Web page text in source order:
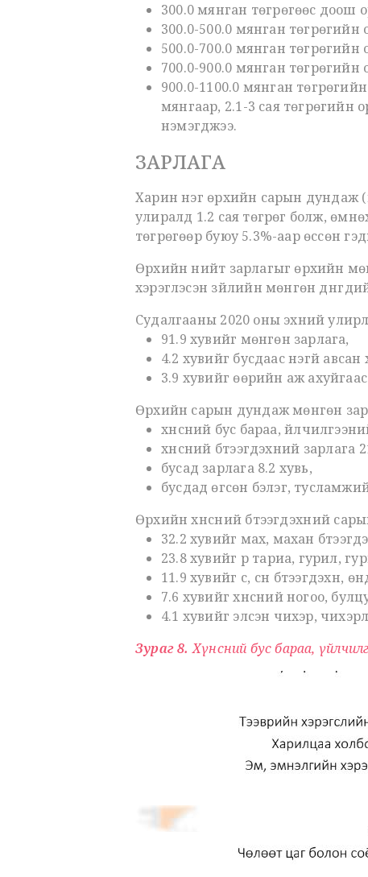
300.0 мянган төгрөгөөс доош
300.0-500.0 мянган төгрөгийн
500.0-700.0 мянган төгрөгийн
700.0-900.0 мянган төгрөгийн
900.0-1100.0 мянган
мянгаар, 2.1-3 сая төгрөгийн
нэмэгджээ.
ЗАРЛАГА
Харин нэг өрхийн сарын дундаж
улиралд 1.2 сая төгрөг болж,
төгрөгөөр буюу 5.3%-аар өссөн
Өрхийн нийт зарлагыг өрхийн
хэрэглэсэн зүйлийн мөнгөн
Судалгааны 2020 оны эхний
91.9 хувийг мөнгөн зарлага,
4.2 хувийг бусдаас үнэгүй авсан
3.9 хувийг өөрийн аж ахуйгаас
Өрхийн сарын дундаж мөнгөн
хүнсний бус бараа,
хүнсний бүтээгдэхүүний зарлага
бусад зарлага 8.2 хувь,
бусдад өгсөн бэлэг,
Өрхийн хүнсний бүтээгдэхүүний
32.2 хувийг мах, махан
23.8 хувийг үр тариа, гурил,
11.9 хувийг сүү, сүүн бүтээгдэхүүн,
7.6 хувийг хүнсний ногоо,
4.1 хувийг элсэн чихэр,
Зураг 8.Хүнсний бус бараа,